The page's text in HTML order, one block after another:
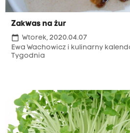
Zakwas na żur
calendar_today Wtorek, 2020.04.07
Ewa Wachowicz i kulinarny
Tygodnia